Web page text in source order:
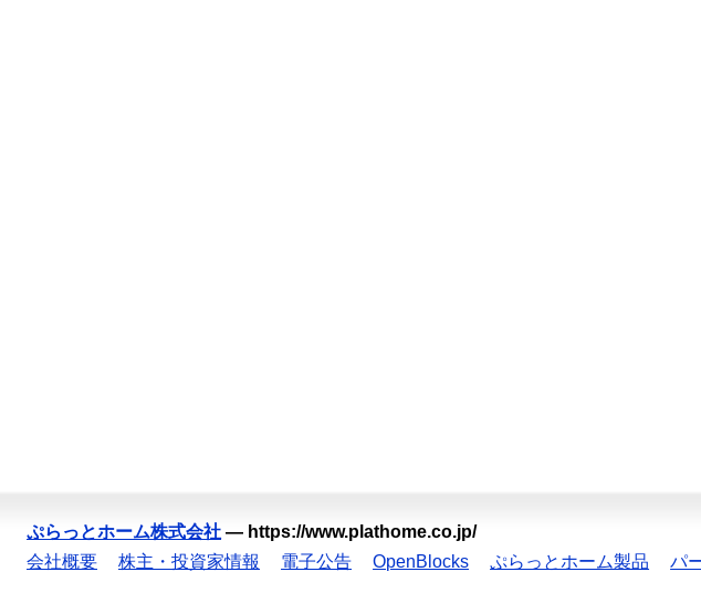
ぷらっとホーム株式会社 — https://www.plathome.co.jp/
会社概要
株主・投資家情報 電子公告 OpenBlocks ぷらっとホーム製品 パ